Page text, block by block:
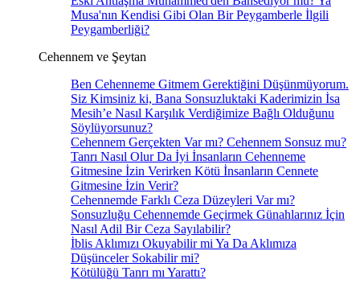
Musa'nın Kendisi Gibi Olan Bir Peygamberle İlgili
Peygamberliği?
Cehennem ve Şeytan
Ben Cehenneme Gitmem Gerektiğini Düşünmüyorum.
Siz Kimsiniz ki, Bana Sonsuzluktaki Kaderimizin İsa
Mesih’e Nasıl Karşılık Verdiğimize Bağlı Olduğunu
Söylüyorsunuz?
Cehennem Gerçekten Var mı? Cehennem Sonsuz mu?
Tanrı Nasıl Olur Da İyi İnsanların Cehenneme
Gitmesine İzin Verirken Kötü İnsanların Cennete
Gitmesine İzin Verir?
Cehennemde Farklı Ceza Düzeyleri Var mı?
Sonsuzluğu Cehennemde Geçirmek Günahlarınız İçin
Nasıl Adil Bir Ceza Sayılabilir?
İblis Aklımızı Okuyabilir mi Ya Da Aklımıza
Düşünceler Sokabilir mi?
Kötülüğü Tanrı mı Yarattı?